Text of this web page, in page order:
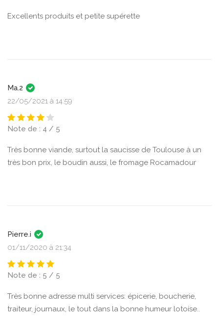
Excellents produits et petite supérette
Ma.2
22/05/2021 à 14:59
Note de : 4 / 5
Très bonne viande, surtout la saucisse de Toulouse à un
très bon prix, le boudin aussi, le fromage Rocamadour
Pierre.i
01/11/2020 à 21:34
Note de : 5 / 5
Très bonne adresse multi services: épicerie, boucherie,
traiteur, journaux, le tout dans la bonne humeur lotoise..